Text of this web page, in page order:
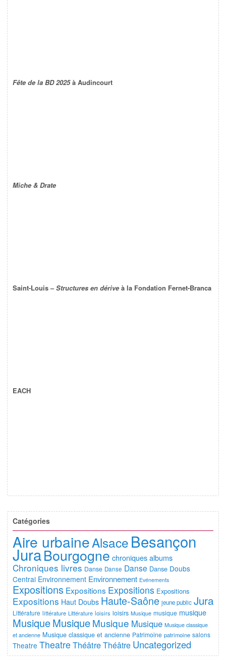
Fête de la BD 2025à Audincourt
Miche & Drate
Saint-Louis –Structures en dérive à la Fondation Fernet-Branca
EACH
Catégories
Aire urbaineAlsace Besançon
JuraBourgogne chroniques albums
Chroniques livres Danse Danse Danse Danse Doubs
Central Environnement Environnement Evénements
Expositions Expositions Expositions Expositions
Expositions Haut Doubs Haute-Saône jeune public Jura
Littérature littérature Littérature loisirs loisirs Musique musique musique
MusiqueMusiqueMusique Musique Musique classique
et ancienne Musique classique et ancienne Patrimoine patrimoine salons
Theatre Theatre ThéâtreThéâtre Uncategorized